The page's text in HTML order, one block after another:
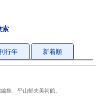
索
行年 新着順
集、平山郁夫美術館、